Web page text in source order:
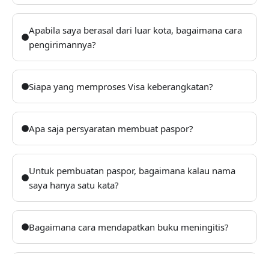
Apabila saya berasal dari luar kota, bagaimana cara
pengirimannya?
Siapa yang memproses Visa keberangkatan?
Apa saja persyaratan membuat paspor?
Untuk pembuatan paspor, bagaimana kalau nama
saya hanya satu kata?
Bagaimana cara mendapatkan buku meningitis?